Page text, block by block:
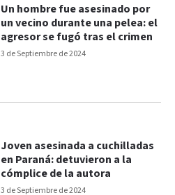
3 de Septiembre de 2024
Un hombre fue asesinado por
un vecino durante una pelea: el
agresor se fugó tras el crimen
3 de Septiembre de 2024
Joven asesinada a cuchilladas
en Paraná: detuvieron a la
cómplice de la autora